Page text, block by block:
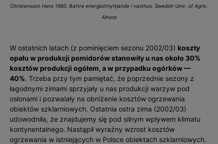
Christensson Hans 1980, Battre energiuttnyttjande i vaxthus, Swedish Univ. of Agric.
Alnarp
W ostatnich latach (z pominięciem sezonu 2002/03) koszty
opału w produkcji pomidorów stanowiły u nas około 30%
kosztów produkcji ogółem, a w przypadku ogórków —
40%. Trzeba przy tym pamiętać, że poprzednie sezony z
łagodnymi zimami sprzyjały u nas produkcji warzyw pod
osłonami i pozwalały na obniżenie kosztów ogrzewania
obiektów szklarniowych. Ostatnia ostra zima (2002/03)
udowodniła, że znajdujemy się pod silnym wpływem klimatu
kontynentalnego. Nastąpił wyraźny wzrost kosztów
ogrzewania w istniejących w Polsce obiektach szklarniowych.